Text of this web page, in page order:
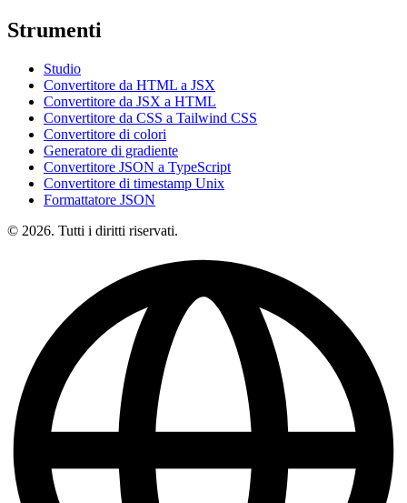
Strumenti
Studio
Convertitore da HTML a JSX
Convertitore da JSX a HTML
Convertitore da CSS a Tailwind CSS
Convertitore di colori
Generatore di gradiente
Convertitore JSON a TypeScript
Convertitore di timestamp Unix
Formattatore JSON
© 2026. Tutti i diritti riservati.